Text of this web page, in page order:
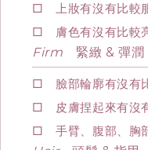
□ 上妝有沒有比較
□ 膚色有沒有比較
Firm 緊緻 & 彈潤
□ 臉部輪廓有沒有
□ 皮膚捏起來有沒
□ 手臂、腹部、胸